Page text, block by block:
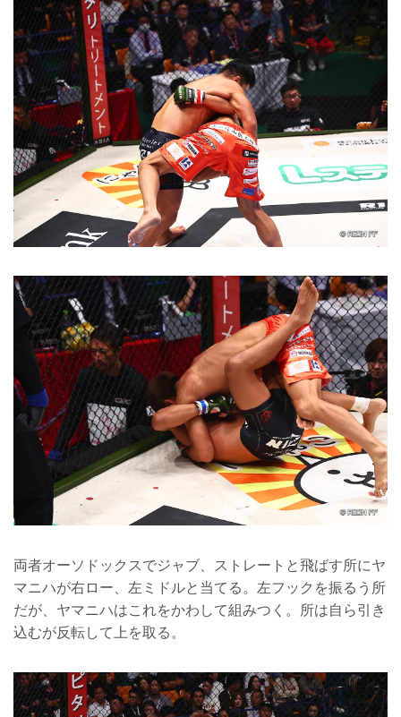
両者オーソドックスでジャブ、ストレートと飛ばす所にヤ
マニハが右ロー、左ミドルと当てる。左フックを振るう所
だが、ヤマニハはこれをかわして組みつく。所は自ら引き
込むが反転して上を取る。